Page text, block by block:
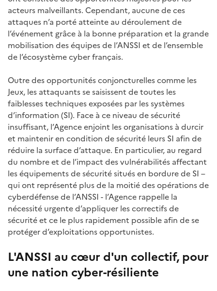
acteurs malveillants. Cependant, aucune de ces
attaques n’a porté atteinte au déroulement de
l’événement grâce à la bonne préparation et la grande
mobilisation des équipes de l’ANSSI et de l’ensemble
de l’écosystème cyber français.
Outre des opportunités conjoncturelles comme les
Jeux, les attaquants se saisissent de toutes les
faiblesses techniques exposées par les systèmes
d’information (SI). Face à ce niveau de sécurité
insuffisant, l’Agence enjoint les organisations à durcir
et maintenir en condition de sécurité leurs SI afin de
réduire la surface d’attaque. En particulier, au regard
du nombre et de l’impact des vulnérabilités affectant
les équipements de sécurité situés en bordure de SI –
qui ont représenté plus de la moitié des opérations de
cyberdéfense de l’ANSSI - l’Agence rappelle la
nécessité urgente d’appliquer les correctifs de
sécurité et ce le plus rapidement possible afin de se
protéger d’exploitations opportunistes.
L'ANSSI au cœur d'un collectif, pour
une nation cyber-résiliente